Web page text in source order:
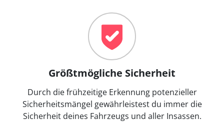
Größtmögliche Sicherheit
Durch die frühzeitige Erkennung potenzieller
Sicherheitsmängel gewährleistest du immer die
Sicherheit deines Fahrzeugs und aller Insassen.